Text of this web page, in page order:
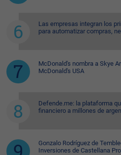
Las empresas integran los
para automatizar compras,
McDonald's nombra a Skye
McDonald's USA
Defende.me: la plataforma
financiero a millones de
Gonzalo Rodríguez de
Inversiones de Castellana